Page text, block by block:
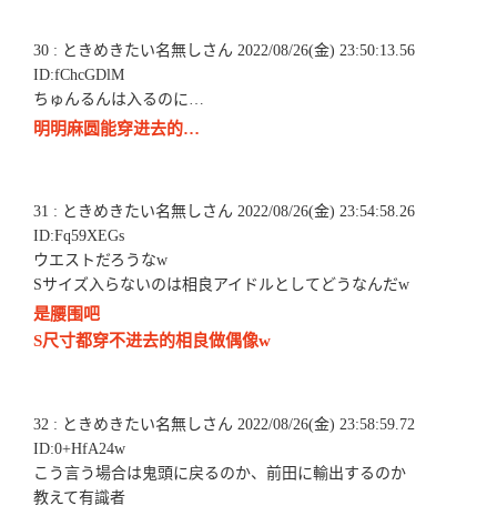
30 : ときめきたい名無しさん 2022/08/26(金) 23:50:13.56
ID:fChcGDlM
ちゅんるんは入るのに…
明明麻圆能穿进去的…
31 : ときめきたい名無しさん 2022/08/26(金) 23:54:58.26
ID:Fq59XEGs
ウエストだろうなw
Sサイズ入らないのは相良アイドルとしてどうなんだw
是腰围吧
S尺寸都穿不进去的相良做偶像w
32 : ときめきたい名無しさん 2022/08/26(金) 23:58:59.72
ID:0+HfA24w
こう言う場合は鬼頭に戻るのか、前田に輸出するのか
教えて有識者